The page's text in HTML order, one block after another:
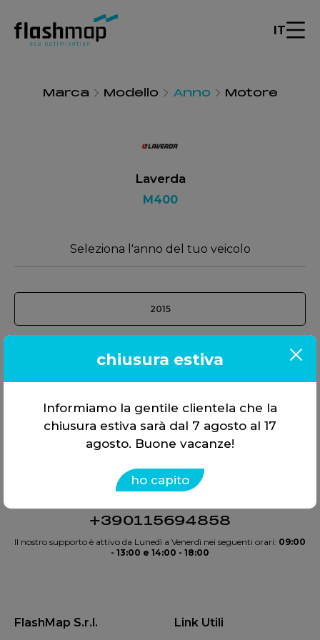
IT
Marca Modello Anno Motore
Laverda
M400
Seleziona l'anno del tuo veicolo
2015
Offriamo soluzioni, non solo
strumenti. Tutto in
scelta.
+390115694858
Il nostro supporto è attivo da Lunedì a Venerdì nei seguenti orari: 09:00
- 13:00 e 14:00 - 18:00
FlashMap S.r.l. Link Utili
chiusura estiva
Informiamo la gentile clientela che la
chiusura estiva sarà dal 7 agosto al 17
agosto. Buone vacanze!
ho capito